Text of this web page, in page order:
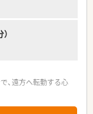
、遠方へ転勤する心